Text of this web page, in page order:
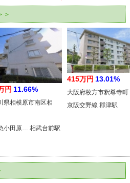
＞
円 11.66%
県相模原市南区相
小田原… 相武台前駅
415万円 13.01%
大阪府枚方市釈尊寺町
京阪交野線 郡津駅